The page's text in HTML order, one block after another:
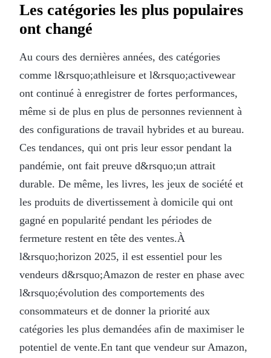
Les catégories les plus populaires
ont changé
Au cours des dernières années, des catégories
comme l&rsquo;athleisure et l&rsquo;activewear
ont continué à enregistrer de fortes performances,
même si de plus en plus de personnes reviennent à
des configurations de travail hybrides et au bureau.
Ces tendances, qui ont pris leur essor pendant la
pandémie, ont fait preuve d&rsquo;un attrait
durable. De même, les livres, les jeux de société et
les produits de divertissement à domicile qui ont
gagné en popularité pendant les périodes de
fermeture restent en tête des ventes.À
l&rsquo;horizon 2025, il est essentiel pour les
vendeurs d&rsquo;Amazon de rester en phase avec
l&rsquo;évolution des comportements des
consommateurs et de donner la priorité aux
catégories les plus demandées afin de maximiser le
potentiel de vente.En tant que vendeur sur Amazon,